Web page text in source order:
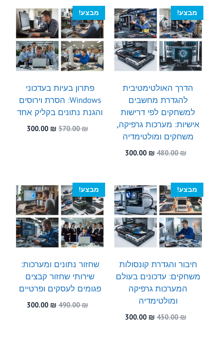
480.00 ₪.
300.00 ₪.
מבצע!
הדרך האולטימטיבית
להגדרת מחשבים
למשחקים לפי דרישות
אישיות: מערכות גרפיקה,
משחקים ומולטימדיה
480.00₪
המחיר
300.00 ₪
300.00 ₪.
מבצע!
פתרון בעיות בעדכוני
Windows: הסרת וירוסים
והגנת נתונים בקליק אחד
570.00₪
המחיר
300.00 ₪
המחיר
מבצע!
חיבור והגדרת קונסולות
משחקים: עדכונים בעולם
המערכות גרפיקה
ומולטימדיה
450.00₪
המחיר
300.00 ₪
מבצע!
שחזור נתונים ומערכות:
שירותי שחזור קבצים
פגומים לעסקים ופרטיים
490.00₪
המחיר
300.00 ₪
המחיר